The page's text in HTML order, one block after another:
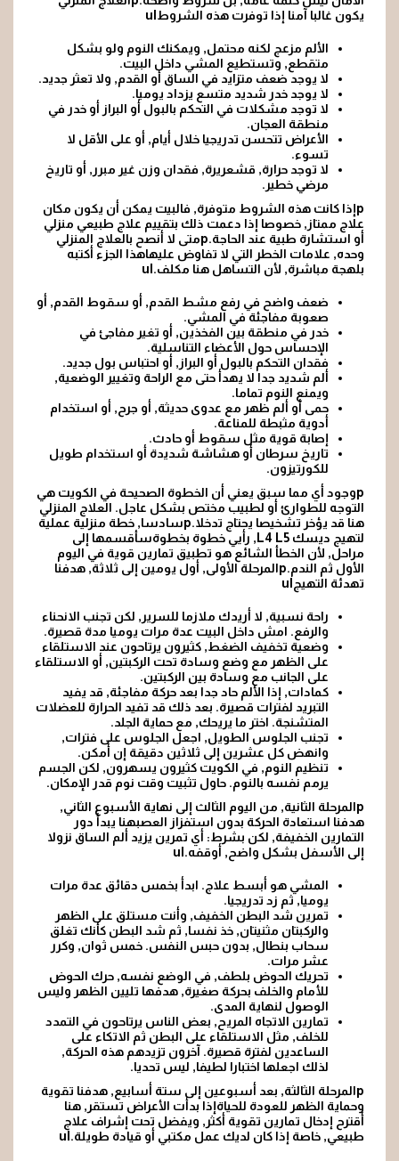
يكون غالبا آمنا إذا توفرت هذه الشروطul
الألم مزعج لكنه محتمل, ويمكنك النوم ولو بشكل
متقطع, وتستطيع المشي داخل البيت.
لا يوجد ضعف متزايد في الساق أو القدم, ولا تعثر جديد.
لا يوجد خدر شديد متسع يزداد يوميا.
لا توجد مشكلات في التحكم بالبول أو البراز أو خدر في
منطقة العجان.
الأعراض تتحسن تدريجيا خلال أيام, أو على الأقل لا
تسوء.
لا توجد حرارة, قشعريرة, فقدان وزن غير مبرر, أو تاريخ
مرضي خطير.
pإذا كانت هذه الشروط متوفرة, فالبيت يمكن أن يكون مكان
علاج ممتاز, خصوصا إذا دعمت ذلك بتقييم علاج طبيعي منزلي
أو استشارة طبية عند الحاجة.pمتى لا أنصح بالعلاج المنزلي
وحده, علامات الخطر التي لا تفاوض عليهاهذا الجزء أكتبه
بلهجة مباشرة, لأن التساهل هنا مكلف.ul
ضعف واضح في رفع مشط القدم, أو سقوط القدم, أو
صعوبة مفاجئة في المشي.
خدر في منطقة بين الفخذين, أو تغير مفاجئ في
الإحساس حول الأعضاء التناسلية.
فقدان التحكم بالبول أو البراز, أو احتباس بول جديد.
ألم شديد جدا لا يهدأ حتى مع الراحة وتغيير الوضعية,
ويمنع النوم تماما.
حمى أو ألم ظهر مع عدوى حديثة, أو جرح, أو استخدام
أدوية مثبطة للمناعة.
إصابة قوية مثل سقوط أو حادث.
تاريخ سرطان أو هشاشة شديدة أو استخدام طويل
للكورتيزون.
pوجود أي مما سبق يعني أن الخطوة الصحيحة في الكويت هي
التوجه للطوارئ أو لطبيب مختص بشكل عاجل. العلاج المنزلي
هنا قد يؤخر تشخيصا يحتاج تدخلا.pسادسا, خطة منزلية عملية
لتهيج ديسك L4 L5, رأيي خطوة بخطوةسأقسمها إلى
مراحل, لأن الخطأ الشائع هو تطبيق تمارين قوية في اليوم
الأول ثم الندم.pالمرحلة الأولى, أول يومين إلى ثلاثة, هدفنا
تهدئة التهيجul
راحة نسبية, لا أريدك ملازما للسرير, لكن تجنب الانحناء
والرفع. امش داخل البيت عدة مرات يوميا مدة قصيرة.
وضعية تخفيف الضغط, كثيرون يرتاحون عند الاستلقاء
على الظهر مع وضع وسادة تحت الركبتين, أو الاستلقاء
على الجانب مع وسادة بين الركبتين.
كمادات, إذا الألم حاد جدا بعد حركة مفاجئة, قد يفيد
التبريد لفترات قصيرة. بعد ذلك قد تفيد الحرارة للعضلات
المتشنجة. اختر ما يريحك, مع حماية الجلد.
تجنب الجلوس الطويل, اجعل الجلوس على فترات,
وانهض كل عشرين إلى ثلاثين دقيقة إن أمكن.
تنظيم النوم, في الكويت كثيرون يسهرون, لكن الجسم
يرمم نفسه بالنوم. حاول تثبيت وقت نوم قدر الإمكان.
pالمرحلة الثانية, من اليوم الثالث إلى نهاية الأسبوع الثاني,
هدفنا استعادة الحركة بدون استفزاز العصبهنا يبدأ دور
التمارين الخفيفة, لكن بشرط: أي تمرين يزيد ألم الساق نزولا
إلى الأسفل بشكل واضح, أوقفه.ul
المشي هو أبسط علاج. ابدأ بخمس دقائق عدة مرات
يوميا, ثم زد تدريجيا.
تمرين شد البطن الخفيف, وأنت مستلق على الظهر
والركبتان مثنيتان, خذ نفسا, ثم شد البطن كأنك تغلق
سحاب بنطال, بدون حبس النفس. خمس ثوان, وكرر
عشر مرات.
تحريك الحوض بلطف, في الوضع نفسه, حرك الحوض
للأمام والخلف بحركة صغيرة, هدفها تليين الظهر وليس
الوصول لنهاية المدى.
تمارين الاتجاه المريح, بعض الناس يرتاحون في التمدد
للخلف, مثل الاستلقاء على البطن ثم الاتكاء على
الساعدين لفترة قصيرة. آخرون تزيدهم هذه الحركة,
لذلك اجعلها اختبارا لطيفا, ليس تحديا.
pالمرحلة الثالثة, بعد أسبوعين إلى ستة أسابيع, هدفنا تقوية
وحماية الظهر للعودة للحياةإذا بدأت الأعراض تستقر, هنا
أقترح إدخال تمارين تقوية أكثر, ويفضل تحت إشراف علاج
طبيعي, خاصة إذا كان لديك عمل مكتبي أو قيادة طويلة.ul